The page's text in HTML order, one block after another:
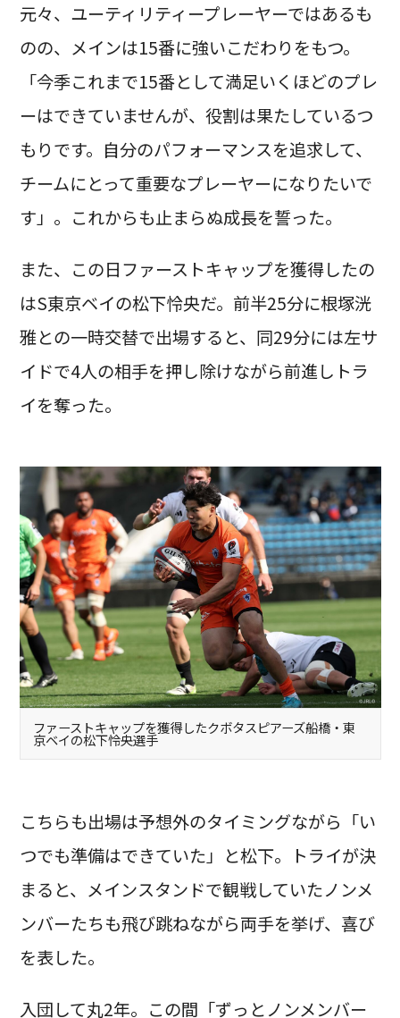
元々、ユーティリティープレーヤーではあるも
のの、メインは15番に強いこだわりをもつ。
「今季これまで15番として満足いくほどのプレ
ーはできていませんが、役割は果たしているつ
もりです。自分のパフォーマンスを追求して、
チームにとって重要なプレーヤーになりたいで
す」。これからも止まらぬ成長を誓った。
また、この日ファーストキャップを獲得したの
はS東京ベイの松下怜央だ。前半25分に根塚洸
雅との一時交替で出場すると、同29分には左サ
イドで4人の相手を押し除けながら前進しトラ
イを奪った。
ファーストキャップを獲得したクボタスピアーズ船橋・東
京ベイの松下怜央選手
こちらも出場は予想外のタイミングながら「い
つでも準備はできていた」と松下。トライが決
まると、メインスタンドで観戦していたノンメ
ンバーたちも飛び跳ねながら両手を挙げ、喜び
を表した。
入団して丸2年。この間「ずっとノンメンバー